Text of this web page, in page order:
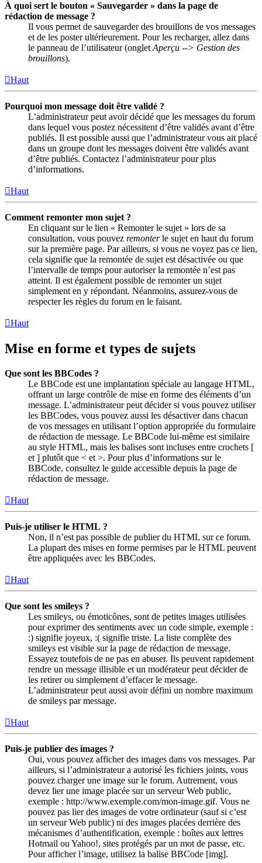
À quoi sert le bouton « Sauvegarder » dans la page de
rédaction de message ?
Il vous permet de sauvegarder des brouillons de vos messages
et de les poster ultérieurement. Pour les recharger, allez dans
le panneau de l’utilisateur (onglet Aperçu --> Gestion des
brouillons).
Haut
Pourquoi mon message doit être validé ?
L’administrateur peut avoir décidé que les messages du forum
dans lequel vous postez nécessitent d’être validés avant d’être
publiés. Il est possible aussi que l’administrateur vous ait placé
dans un groupe dont les messages doivent être validés avant
d’être publiés. Contactez l’administrateur pour plus
d’informations.
Haut
Comment remonter mon sujet ?
En cliquant sur le lien « Remonter le sujet » lors de sa
consultation, vous pouvez remonterle sujet en haut du forum
sur la première page. Par ailleurs, si vous ne voyez pas ce lien,
cela signifie que la remontée de sujet est désactivée ou que
l’intervalle de temps pour autoriser la remontée n’est pas
atteint. Il est également possible de remonter un sujet
simplement en y répondant. Néanmoins, assurez-vous de
respecter les règles du forum en le faisant.
Haut
Mise en forme et types de sujets
Que sont les BBCodes ?
Le BBCode est une implantation spéciale au langage HTML,
offrant un large contrôle de mise en forme des éléments d’un
message. L’administrateur peut décider si vous pouvez utiliser
les BBCodes, vous pouvez aussi les désactiver dans chacun
de vos messages en utilisant l’option appropriée du formulaire
de rédaction de message. Le BBCode lui-même est similaire
au style HTML, mais les balises sont incluses entre crochets [
et ] plutôt que < et >. Pour plus d’informations sur le
BBCode, consultez le guide accessible depuis la page de
rédaction de message.
Haut
Puis-je utiliser le HTML ?
Non, il n’est pas possible de publier du HTML sur ce forum.
La plupart des mises en forme permises par le HTML peuvent
être appliquées avec les BBCodes.
Haut
Que sont les smileys ?
Les smileys, ou émoticônes, sont de petites images utilisées
pour exprimer des sentiments avec un code simple, exemple :
:) signifie joyeux, :( signifie triste. La liste complète des
smileys est visible sur la page de rédaction de message.
Essayez toutefois de ne pas en abuser. Ils peuvent rapidement
rendre un message illisible et un modérateur peut décider de
les retirer ou simplement d’effacer le message.
L’administrateur peut aussi avoir défini un nombre maximum
de smileys par message.
Haut
Puis-je publier des images ?
Oui, vous pouvez afficher des images dans vos messages. Par
ailleurs, si l’administrateur a autorisé les fichiers joints, vous
pouvez charger une image sur le forum. Autrement, vous
devez lier une image placée sur un serveur Web public,
exemple : http://www.exemple.com/mon-image.gif. Vous ne
pouvez pas lier des images de votre ordinateur (sauf si c’est
un serveur Web public) ni des images placées derrière des
mécanismes d’authentification, exemple : boîtes aux lettres
Hotmail ou Yahoo!, sites protégés par un mot de passe, etc.
Pour afficher l’image, utilisez la balise BBCode [img].